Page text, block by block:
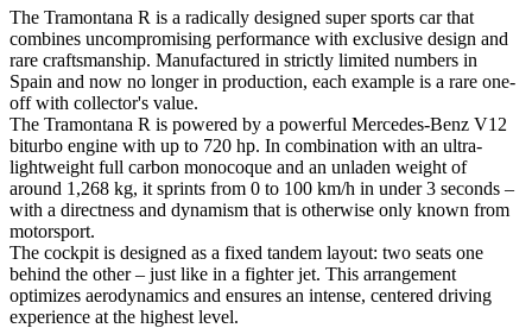
The Tramontana R is a radically designed super sports car that
combines uncompromising performance with exclusive design and
rare craftsmanship. Manufactured in strictly limited numbers in
Spain and now no longer in production, each example is a rare one-
off with collector's value.
The Tramontana R is powered by a powerful Mercedes-Benz V12
biturbo engine with up to 720 hp. In combination with an ultra-
lightweight full carbon monocoque and an unladen weight of
around 1,268 kg, it sprints from 0 to 100 km/h in under 3 seconds –
with a directness and dynamism that is otherwise only known from
motorsport.
The cockpit is designed as a fixed tandem layout: two seats one
behind the other – just like in a fighter jet. This arrangement
optimizes aerodynamics and ensures an intense, centered driving
experience at the highest level.